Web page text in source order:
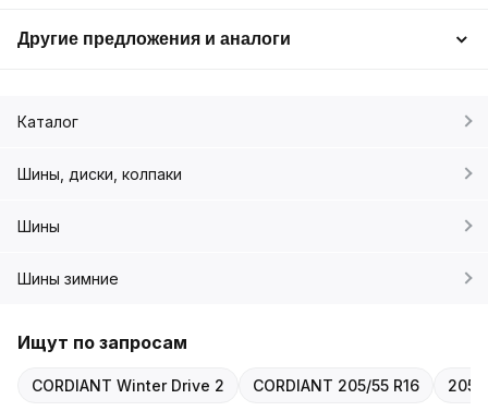
Другие предложения и аналоги
Каталог
Шины, диски, колпаки
Шины
Шины зимние
Ищут по запросам
CORDIANT Winter Drive 2 CORDIANT 205/55 R16 205/